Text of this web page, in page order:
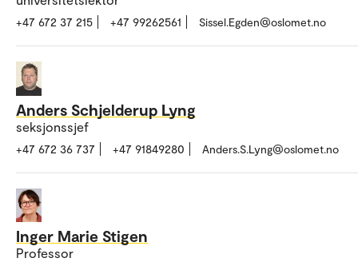
+47 672 37 215 +47 99262561 Sissel.Egden@oslomet.no
Anders Schjelderup Lyng
seksjonssjef
+47 672 36 737 +47 91849280 Anders.S.Lyng@oslomet.no
Inger Marie Stigen
Professor